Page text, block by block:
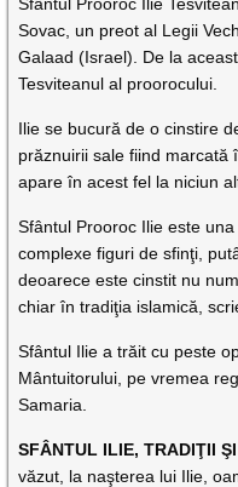
Sovac, un preot al Legii
Galaad (Israel). De la
Tesviteanul al proorocului.
Ilie se bucură de o cinstire
prăznuirii sale fiind marcată
apare în acest fel la niciun
Sfântul Prooroc Ilie este
complexe figuri de sfinţi,
deoarece este cinstit nu
chiar în tradiţia islamică,
Sfântul Ilie a trăit cu peste
Mântuitorului, pe vremea
Samaria.
SFÂNTUL ILIE, TRADIŢII
văzut, la naşterea lui Ilie,